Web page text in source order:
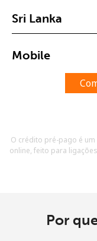
Uma letra
Um caractere
Sri Lanka
Mobile
O crédito pré-pago é
online, feito para
Por